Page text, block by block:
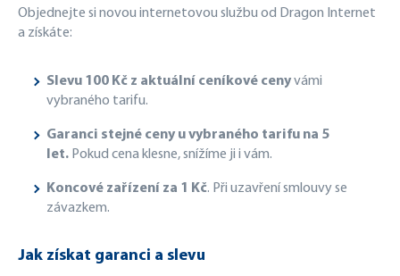
Objednejte si novou internetovou službu od Dragon Internet
a získáte:
Slevu 100 Kč z aktuální ceníkové cenyvámi
vybraného tarifu.
Garanci stejné ceny u vybraného tarifu na 5
let. Pokud cena klesne, snížíme ji i vám.
Koncové zařízení za 1 Kč. Při uzavření smlouvy se
závazkem.
Jak získat garanci a slevu